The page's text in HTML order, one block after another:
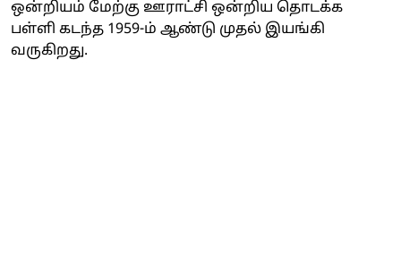
ஒன்றியம் மேற்கு ஊராட்சி ஒன்றிய தொடக்க
பள்ளி கடந்த 1959-ம் ஆண்டு முதல் இயங்கி
வருகிறது.